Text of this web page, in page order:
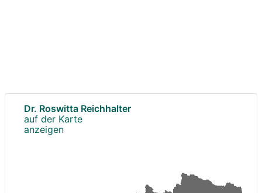
Dr. Roswitta Reichhalter
auf der Karte
anzeigen